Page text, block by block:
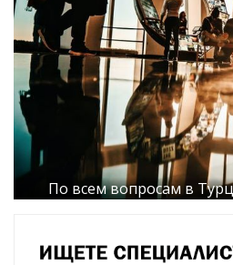
По всем вопросам в